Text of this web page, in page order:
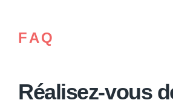
FAQ
Réalisez-vous